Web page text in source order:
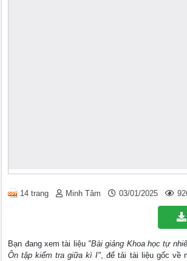
14 trang Minh Tâm 03/01/2025
Bạn đang xem tài liệu "Bài giảng Khoa học tự
Ôn tập kiểm tra giữa kì I", để tải tài liệu gốc về